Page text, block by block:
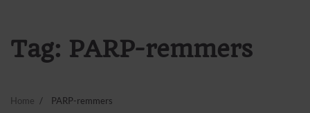
Tag: PARP-remmers
Home PARP-remmers